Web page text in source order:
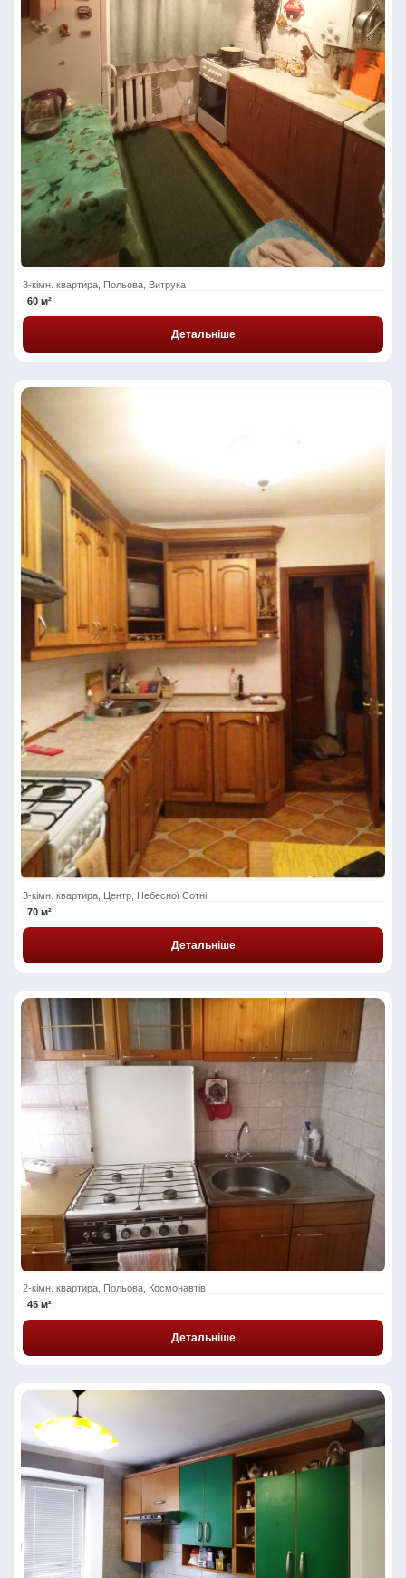
3-кімн. квартира, Польова, Витрука
60 м²
Детальніше
3-кімн. квартира, Центр, Небесної Сотні
70 м²
Детальніше
2-кімн. квартира, Польова, Космонавтів
45 м²
Детальніше